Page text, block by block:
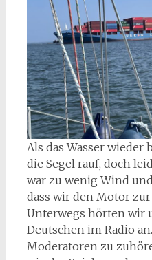
Als das Wasser
die Segel rauf, doch
war zu wenig Wind
dass wir den Motor
Unterwegs hörten wir
Deutschen im Radio
Moderatoren zu